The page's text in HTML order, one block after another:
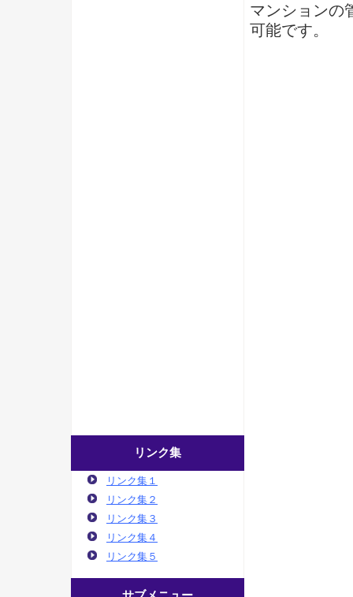
リンク集
リンク集１
リンク集２
リンク集３
リンク集４
リンク集５
マンションの
可能です。